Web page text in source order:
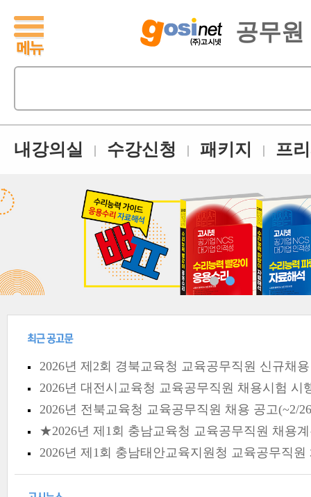
공무원
내강의실 | 수강신청 | 패키지 | 프
2026년 제2회 경북교육청 교육공무직원 신규채용 시험
2026년 대전시교육청 교육공무직원 채용시험 시
2026년 전북교육청 교육공무직원 채용 공고(~2/
★2026년 제1회 충남교육청 교육공무직원 채용
2026년 제1회 충남태안교육지원청 교육공무직원